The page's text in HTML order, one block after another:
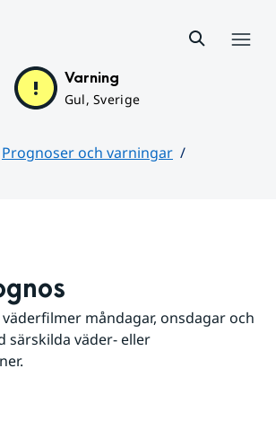
Varning
Gul, Sverige
Prognoser och varningar
måndagar, onsdagar och
särskilda väder- eller